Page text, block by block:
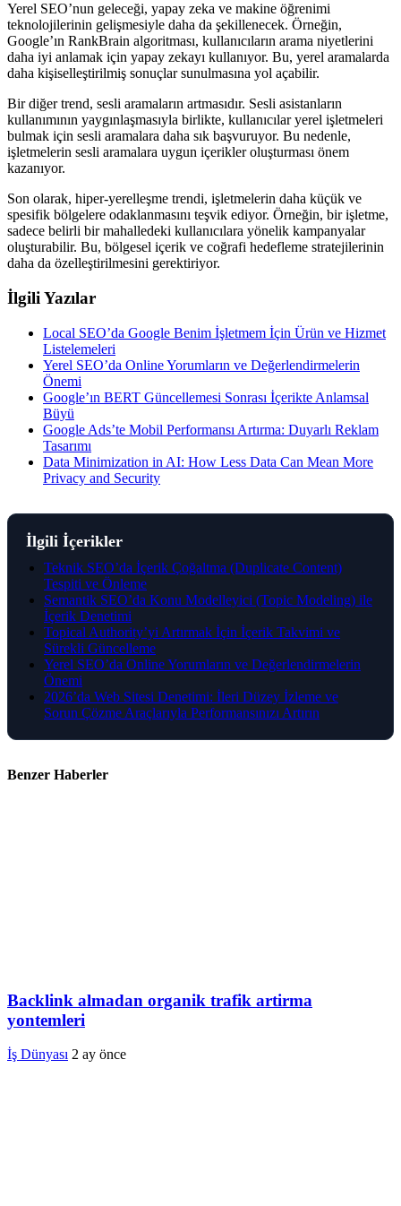
Yerel SEO’nun geleceği, yapay zeka ve makine öğrenimi
teknolojilerinin gelişmesiyle daha da şekillenecek. Örneğin,
Google’ın RankBrain algoritması, kullanıcıların arama niyetlerini
daha iyi anlamak için yapay zekayı kullanıyor. Bu, yerel aramalarda
daha kişiselleştirilmiş sonuçlar sunulmasına yol açabilir.
Bir diğer trend, sesli aramaların artmasıdır. Sesli asistanların
kullanımının yaygınlaşmasıyla birlikte, kullanıcılar yerel işletmeleri
bulmak için sesli aramalara daha sık başvuruyor. Bu nedenle,
işletmelerin sesli aramalara uygun içerikler oluşturması önem
kazanıyor.
Son olarak, hiper-yerelleşme trendi, işletmelerin daha küçük ve
spesifik bölgelere odaklanmasını teşvik ediyor. Örneğin, bir işletme,
sadece belirli bir mahalledeki kullanıcılara yönelik kampanyalar
oluşturabilir. Bu, bölgesel içerik ve coğrafi hedefleme stratejilerinin
daha da özelleştirilmesini gerektiriyor.
İlgili Yazılar
Local SEO’da Google Benim İşletmem İçin Ürün ve Hizmet
Listelemeleri
Yerel SEO’da Online Yorumların ve Değerlendirmelerin
Önemi
Google’ın BERT Güncellemesi Sonrası İçerikte Anlamsal
Büyü
Google Ads’te Mobil Performansı Artırma: Duyarlı Reklam
Tasarımı
Data Minimization in AI: How Less Data Can Mean More
Privacy and Security
İlgili İçerikler
Teknik SEO’da İçerik Çoğaltma (Duplicate Content)
Tespiti ve Önleme
Semantik SEO’da Konu Modelleyici (Topic Modeling) ile
İçerik Denetimi
Topical Authority’yi Artırmak İçin İçerik Takvimi ve
Sürekli Güncelleme
Yerel SEO’da Online Yorumların ve Değerlendirmelerin
Önemi
2026’da Web Sitesi Denetimi: İleri Düzey İzleme ve
Sorun Çözme Araçlarıyla Performansınızı Artırın
Benzer Haberler
Backlink almadan organik trafik artirma
yontemleri
İş Dünyası 2 ay önce